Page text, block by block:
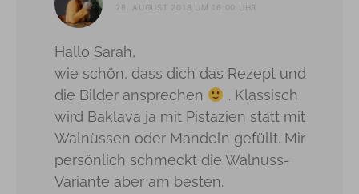
28. AUGUST 2018 UM 16:00 UHR
Hallo Sarah,
wie schön, dass dich das Rezept und
die Bilder ansprechen
. Klassisch
wird Baklava ja mit Pistazien statt mit
Walnüssen oder Mandeln gefüllt. Mir
persönlich schmeckt die Walnuss-
Variante aber am besten.